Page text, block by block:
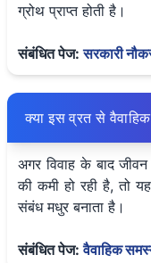
ग्रोथ प्राप्त होती है।
संबंधित पेज:सरकारी
क्या इस व्रत से
अगर विवाह के बाद
की कमी हो रही है, तो
संबंध मधुर बनाता है।
संबंधित पेज:वैवाहिक